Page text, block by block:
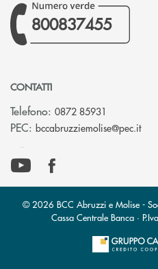
800837455
CONTATTI
Telefono: 0872 85931
PEC: bccabruzziemolise@pec.it(si
© 2026 BCC Abruzzi e Molise -
Cassa Centrale Banca ·